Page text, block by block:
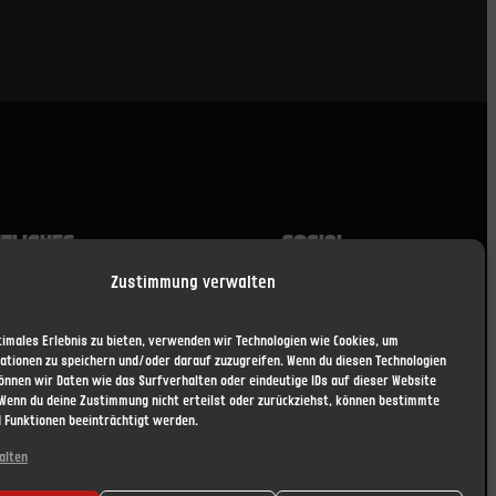
Zustimmung verwalten
Erlebnis zu bieten, verwenden wir Technologien wie Cookies, um
zu speichern und/oder darauf zuzugreifen. Wenn du diesen Technologien
wir Daten wie das Surfverhalten oder eindeutige IDs auf dieser Website
du deine Zustimmung nicht erteilst oder zurückziehst, können bestimmte
Funktionen beeinträchtigt werden.
(EU)
SOCIAL